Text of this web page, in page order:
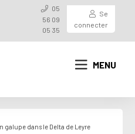
05
56 09
05 35
Se
connecter
MENU
galupe dans le Delta de Leyre